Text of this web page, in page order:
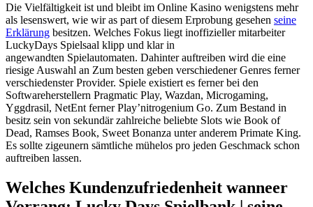
Die Vielfältigkeit ist und bleibt im Online Kasino wenigstens mehr
als lesenswert, wie wir as part of diesem Erprobung gesehen seine
Erklärung besitzen. Welches Fokus liegt inoffizieller mitarbeiter
LuckyDays Spielsaal klipp und klar in
angewandten Spielautomaten. Dahinter auftreiben wird die eine
riesige Auswahl an Zum besten geben verschiedener Genres ferner
verschiedenster Provider. Spiele existiert es ferner bei den
Softwareherstellern Pragmatic Play, Wazdan, Microgaming,
Yggdrasil, NetEnt ferner Play’nitrogenium Go. Zum Bestand in
besitz sein von sekundär zahlreiche beliebte Slots wie Book of
Dead, Ramses Book, Sweet Bonanza unter anderem Primate King.
Es sollte zigeunern sämtliche mühelos pro jeden Geschmack schon
auftreiben lassen.
Welches Kundenzufriedenheit wanneer